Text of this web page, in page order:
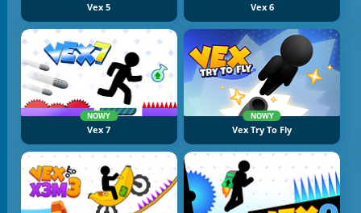
Vex 5 Vex 6
NOWY
Vex 7
NOWY
Vex Try To Fly